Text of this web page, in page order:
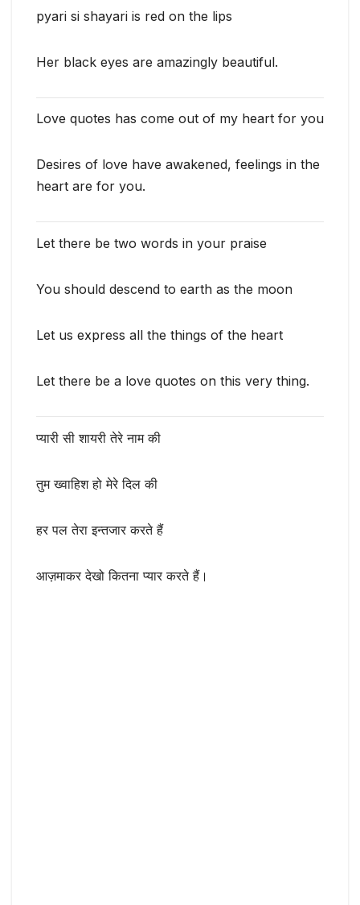
pyari si shayari is red on the lips
Her black eyes are amazingly beautiful.
Love quotes has come out of my heart for you
Desires of love have awakened, feelings in the
heart are for you.
Let there be two words in your praise
You should descend to earth as the moon
Let us express all the things of the heart
Let there be a love quotes on this very thing.
प्यारी सी शायरी तेरे नाम की
तुम ख्वाहिश हो मेरे दिल की
हर पल तेरा इन्तजार करते हैं
आज़माकर देखो कितना प्यार करते हैं।